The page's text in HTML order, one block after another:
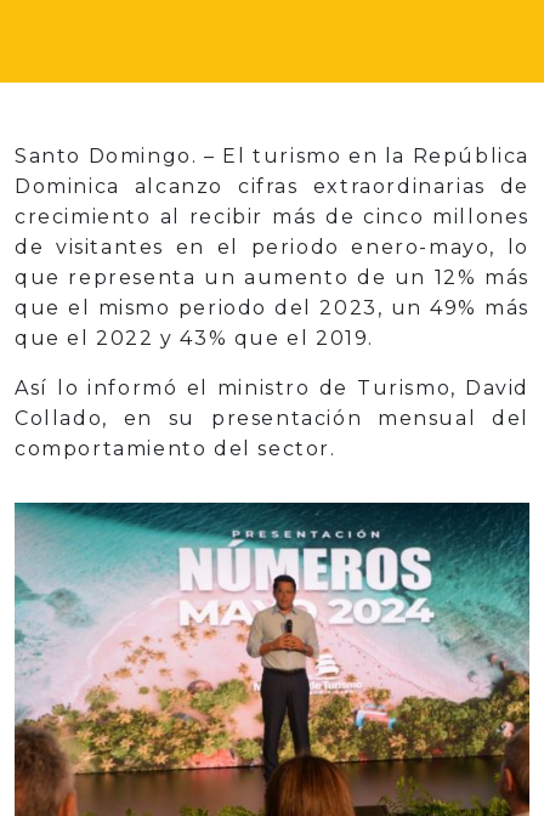
Santo Domingo. – El turismo en la República
Dominica alcanzo cifras extraordinarias de
crecimiento al recibir más de cinco millones
de visitantes en el periodo enero-mayo, lo
que representa un aumento de un 12% más
que el mismo periodo del 2023, un 49% más
que el 2022 y 43% que el 2019.
Así lo informó el ministro de Turismo, David
Collado, en su presentación mensual del
comportamiento del sector.